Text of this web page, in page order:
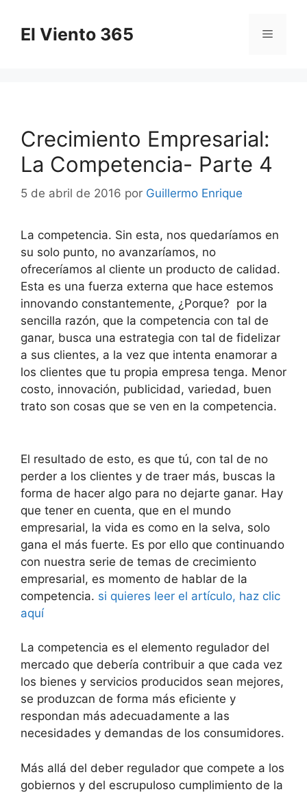
contenido
El Viento 365 Menú
Crecimiento Empresarial:
La Competencia- Parte 4
5 de abril de 2016 por Guillermo Enrique
La competencia. Sin esta, nos quedaríamos en
su solo punto, no avanzaríamos, no
ofreceríamos al cliente un producto de calidad.
Esta es una fuerza externa que hace estemos
innovando constantemente, ¿Porque? por la
sencilla razón, que la competencia con tal de
ganar, busca una estrategia con tal de fidelizar
a sus clientes, a la vez que intenta enamorar a
los clientes que tu propia empresa tenga. Menor
costo, innovación, publicidad, variedad, buen
trato son cosas que se ven en la competencia.
El resultado de esto, es que tú, con tal de no
perder a los clientes y de traer más, buscas la
forma de hacer algo para no dejarte ganar. Hay
que tener en cuenta, que en el mundo
empresarial, la vida es como en la selva, solo
gana el más fuerte. Es por ello que continuando
con nuestra serie de temas de crecimiento
empresarial, es momento de hablar de la
competencia. si quieres leer el artículo, haz clic
aquí
La competencia es el elemento regulador del
mercado que debería contribuir a que cada vez
los bienes y servicios producidos sean mejores,
se produzcan de forma más eficiente y
respondan más adecuadamente a las
necesidades y demandas de los consumidores.
Más allá del deber regulador que compete a los
gobiernos y del escrupuloso cumplimiento de la